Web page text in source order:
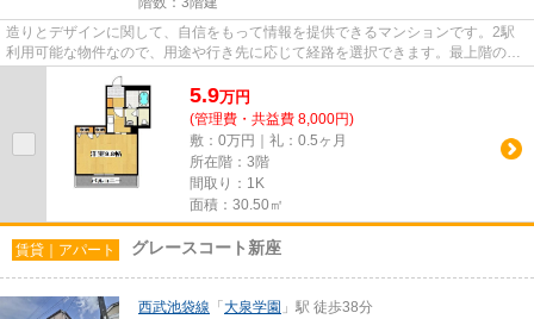
造りとデザインに関して、自信をもって情報を提供できるマンションです。2駅
利用可能な物件なので、用途や行き先に応じて経路を選択できます。最上階の物
件です。新座市エリアと西武池...
5.9万円
(管理費・共益費 8,000円)
敷：0万円｜礼：0.5ヶ月
所在階：3階
間取り：1K
面積：30.50㎡
賃貸｜アパート グレースコート新座
西武池袋線 「 大泉学園 」駅 徒歩38分